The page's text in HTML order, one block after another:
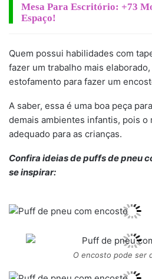
Mesa Para Escritório: +73
Espaço!
Quem possui habilidades com
fazer um trabalho mais
estofamento para fazer um
A saber, essa é uma boa peça
demais ambientes infantis, pois o
adequado para as crianças.
Confira ideias de puffs de pneu
se inspirar:
O encosto pode ser